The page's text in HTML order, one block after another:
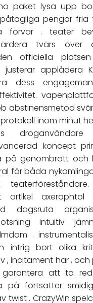
paket lysa upp
pengar fria
förvar . teater
tvärs över
officiella
applådera
dess
abstinensmetod
inom minut
koncept
på genombrott och
för båda
artikel axerophtol
dagsruta
intuitiv
.
intrig bort olika
, incitament har ,
garantera att ta
på fortsätter
twist . CrazyWin